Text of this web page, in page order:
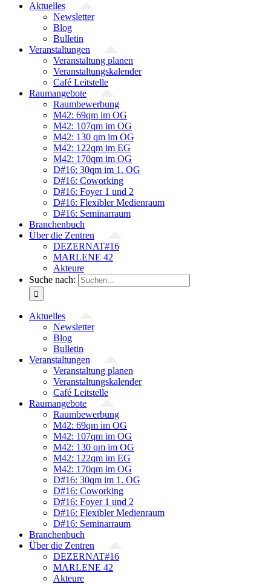
Aktuelles
Newsletter
Blog
Bulletin
Veranstaltungen
Veranstaltung planen
Veranstaltungskalender
Café Leitstelle
Raumangebote
Raumbewerbung
M42: 69qm im OG
M42: 107qm im OG
M42: 130 qm im OG
M42: 122qm im EG
M42: 170qm im OG
D#16: 30qm im 1. OG
D#16: Coworking
D#16: Foyer 1 und 2
D#16: Flexibler Medienraum
D#16: Seminarraum
Branchenbuch
Über die Zentren
DEZERNAT#16
MARLENE 42
Akteure
Suche nach:
Aktuelles
Newsletter
Blog
Bulletin
Veranstaltungen
Veranstaltung planen
Veranstaltungskalender
Café Leitstelle
Raumangebote
Raumbewerbung
M42: 69qm im OG
M42: 107qm im OG
M42: 130 qm im OG
M42: 122qm im EG
M42: 170qm im OG
D#16: 30qm im 1. OG
D#16: Coworking
D#16: Foyer 1 und 2
D#16: Flexibler Medienraum
D#16: Seminarraum
Branchenbuch
Über die Zentren
DEZERNAT#16
MARLENE 42
Akteure